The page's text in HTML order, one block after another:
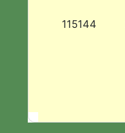
115144